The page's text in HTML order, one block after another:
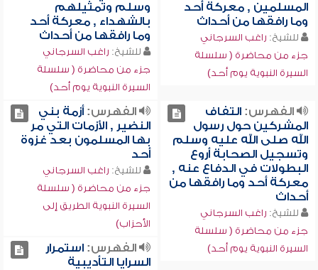
المسلمين , معركة أحد
وما رافقها من أحداث
للشيخ: راغب السرجاني
جزء من محاضرة ( سلسلة
السيرة النبوية يوم أحد)
وسلم وتمثيلهم
بالشهداء , معركة أحد
وما رافقها من أحداث
للشيخ: راغب السرجاني
جزء من محاضرة ( سلسلة
السيرة النبوية يوم أحد)
الفهرس:التفاف
المشركين حول رسول
الله صلى الله عليه وسلم
وتسجيل الصحابة أروع
البطولات في الدفاع عنه ,
معركة أحد وما رافقها من
أحداث
للشيخ: راغب السرجاني
جزء من محاضرة ( سلسلة
السيرة النبوية يوم أحد)
الفهرس:أزمة بني
النضير , الأزمات التي مر
بها المسلمون بعد غزوة
أحد
للشيخ: راغب السرجاني
جزء من محاضرة ( سلسلة
السيرة النبوية الطريق إلى
الأحزاب)
الفهرس:استمرار
السرايا التأديبية